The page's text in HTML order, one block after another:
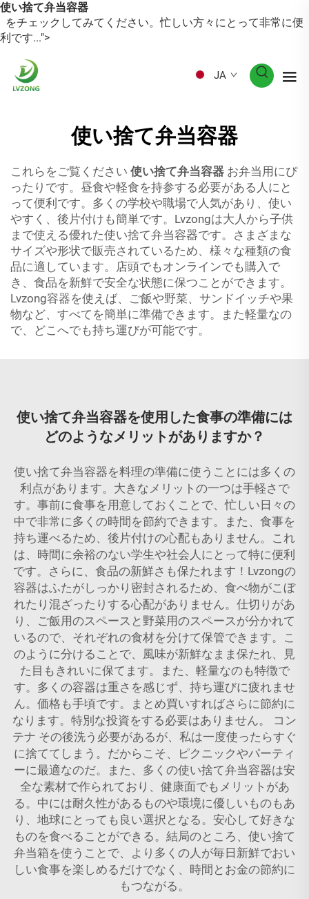
使い捨て弁当容器
をチェックしてみてください。忙しい方々にとって非常に便
利です...">
JA
使い捨て弁当容器
これらをご覧ください 使い捨て弁当容器 お弁当用にぴ
ったりです。昼食や軽食を持参する必要がある人にと
って便利です。多くの学校や職場で人気があり、使い
やすく、後片付けも簡単です。Lvzongは大人から子供
まで使える優れた使い捨て弁当容器です。さまざまな
サイズや形状で販売されているため、様々な種類の食
品に適しています。店頭でもオンラインでも購入で
き、食品を新鮮で安全な状態に保つことができます。
Lvzong容器を使えば、ご飯や野菜、サンドイッチや果
物など、すべてを簡単に準備できます。また軽量なの
で、どこへでも持ち運びが可能です。
使い捨て弁当容器を使用した食事の準備には
どのようなメリットがありますか？
使い捨て弁当容器を料理の準備に使うことには多くの
利点があります。大きなメリットの一つは手軽さで
す。事前に食事を用意しておくことで、忙しい日々の
中で非常に多くの時間を節約できます。また、食事を
持ち運べるため、後片付けの心配もありません。これ
は、時間に余裕のない学生や社会人にとって特に便利
です。さらに、食品の新鮮さも保たれます！Lvzongの
容器はふたがしっかり密封されるため、食べ物がこぼ
れたり混ざったりする心配がありません。仕切りがあ
り、ご飯用のスペースと野菜用のスペースが分かれて
いるので、それぞれの食材を分けて保管できます。こ
のように分けることで、風味が新鮮なまま保たれ、見
た目もきれいに保てます。また、軽量なのも特徴で
す。多くの容器は重さを感じず、持ち運びに疲れませ
ん。価格も手頃です。まとめ買いすればさらに節約に
なります。特別な投資をする必要はありません。 コン
テナ その後洗う必要があるが、私は一度使ったらすぐ
に捨ててしまう。だからこそ、ピクニックやパーティ
ーに最適なのだ。また、多くの使い捨て弁当容器は安
全な素材で作られており、健康面でもメリットがあ
る。中には耐久性があるものや環境に優しいものもあ
り、地球にとっても良い選択となる。安心して好きな
ものを食べることができる。結局のところ、使い捨て
弁当箱を使うことで、より多くの人が毎日新鮮でおい
しい食事を楽しめるだけでなく、時間とお金の節約に
もつながる。